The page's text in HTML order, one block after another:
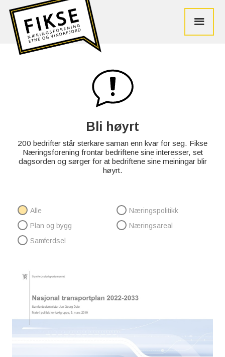
Bli høyrt
200 bedrifter står sterkare saman enn kvar for seg. Fikse
Næringsforening frontar bedriftene sine interesser, set
dagsorden og sørger for at bedriftene sine meiningar blir
høyrt.
Alle
Næringspolitikk
Plan og bygg
Næringsareal
Samferdsel